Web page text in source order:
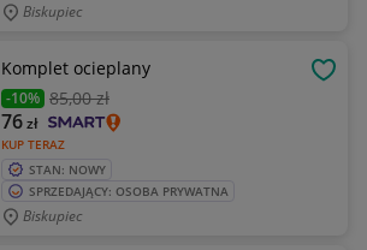
Biskupiec
Komplet ocieplany
-10% 85,00 zł
KUP TERAZ
76zł
STAN: NOWY
SPRZEDAJĄCY: OSOBA PRYWATNA
Biskupiec